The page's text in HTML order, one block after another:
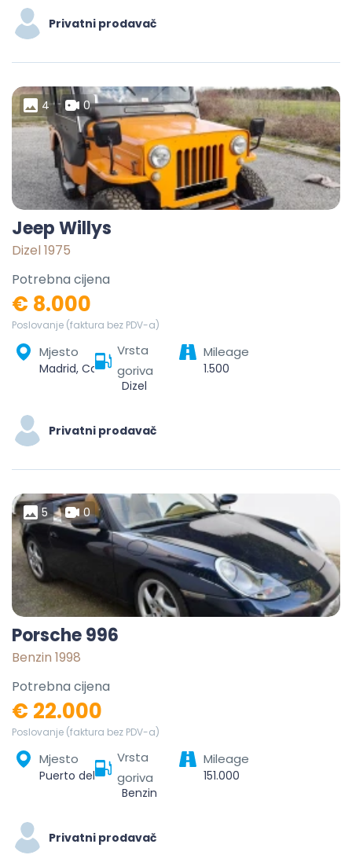
Privatni prodavač
4 0
Jeep Willys
Dizel 1975
Potrebna cijena
€ 8.000
Poslovanje (faktura bez PDV-a)
Mjesto
Madrid, Community of Madrid, Spain
Vrsta
goriva
Dizel
Mileage
1.500
Privatni prodavač
5 0
Porsche 996
Benzin 1998
Potrebna cijena
€ 22.000
Poslovanje (faktura bez PDV-a)
Mjesto
Puerto del Rosario, Las Palmas, Canary Islands, Spain
Vrsta
goriva
Benzin
Mileage
151.000
Privatni prodavač